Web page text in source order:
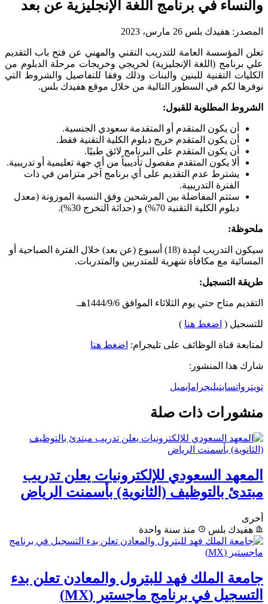
والنساء في برنامج اللغة الإنجليزية عن بعد
المصدر: هفيدك بلس 26 مارس، 2023
تعلن المؤسسة العامة للتدريب التقني والمهني عن فتح باب التقديم
علي برنامج (اللغة الإنجليزية) لخريجي وخريجات مرحلة الدبلوم من
الكليات التقنية للبنين والبنات وذلك وفقا للتفاصيل والشروط التي
نوفرها لكم في السطور التالية من خلال موقع هفيدك بلس.
الشروط المطلوبة للقبول:
أن يكون المتقدم أو المتقدمة سعودي الجنسية.
أن يكون المتقدم خريج دبلوم الكلية التقنية فقط.
أن يكون المتقدم على البرنامج لائق طبيًا.
ألا يكون المتقدم مفصول تأديبياً من أي جهة تعليمية أو تدريبية.
يشترط عدم التقديم على أي برنامج آخر متزامن في ذات
الفترة التدريبية.
ستتم المفاضلة بين المرشحين وفق النسبة الموزونة (معدل
دبلوم الكلية التقنية 70%) و (حداثة التخرج 30%).
ملحوظة:
سيكون التدريب لمدة (18) أسبوع (عن بعد) خلال الفترة الصباحية أو
المسائية مع مكافأة شهرية للمتدربين والمتدربات.
طريقة التسجيل:
التقديم متاح حتي يوم الثلاثاء الموافق 1444/9/6هـ.
للتسجيل ( اضغط هنا )
لمتابعة قناة الوظائف على تليجرام: اضغط هنا
شارك هذا المنشور:
تويتر واتسابتيليجرامإيميل
منشورات ذات صلة
المعهد السعودي للإلكترونيات يعلن تدريب
مبتدئ بالتوظيف (الثانوية) بأسمنت الرياض
أخرى
هفيدك بلس
منذ سنة واحدة
جامعة الملك فهد للبترول والمعادن تعلن بدء
التسجيل في برنامج ماجستير (MX)